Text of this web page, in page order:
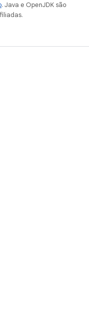
. Java e OpenJDK são